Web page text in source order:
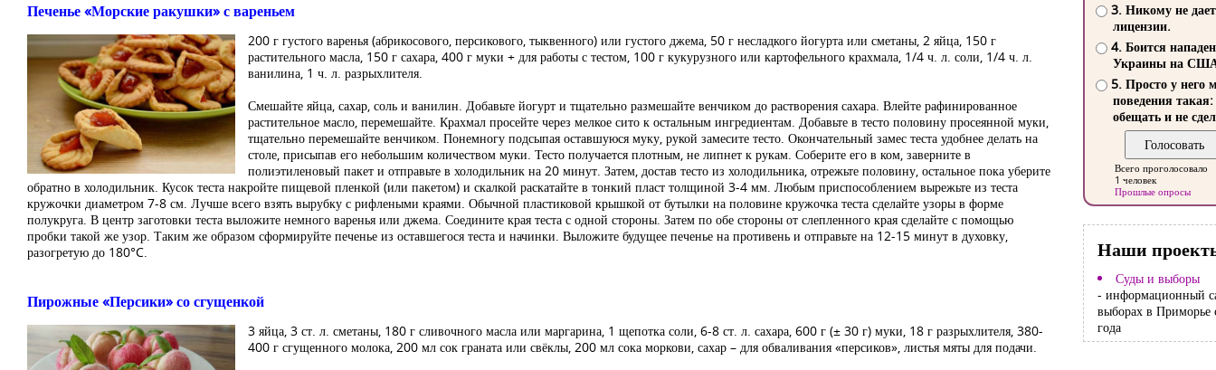
Печенье «Морские ракушки» с вареньем
200 г густого варенья (абрикосового, персикового, тыквенного) или густого джема, 50 г несладкого йогурта или сметаны, 2 яйца, 150 г
растительного масла, 150 г сахара, 400 г муки + для работы с тестом, 100 г кукурузного или картофельного крахмала, 1/4 ч. л. соли, 1/4 ч. л.
ванилина, 1 ч. л. разрыхлителя.
Смешайте яйца, сахар, соль и ванилин. Добавьте йогурт и тщательно размешайте венчиком до растворения сахара. Влейте рафинированное
растительное масло, перемешайте. Крахмал просейте через мелкое сито к остальным ингредиентам. Добавьте в тесто половину просеянной муки,
тщательно перемешайте венчиком. Понемногу подсыпая оставшуюся муку, рукой замесите тесто. Окончательный замес теста удобнее делать на
столе, присыпав его небольшим количеством муки. Тесто получается плотным, не липнет к рукам. Соберите его в ком, заверните в
полиэтиленовый пакет и отправьте в холодильник на 20 минут. Затем, достав тесто из холодильника, отрежьте половину, остальное пока уберите
обратно в холодильник. Кусок теста накройте пищевой пленкой (или пакетом) и скалкой раскатайте в тонкий пласт толщиной 3-4 мм. Любым приспособлением вырежьте из теста
кружочки диаметром 7-8 см. Лучше всего взять вырубку с рифлеными краями. Обычной пластиковой крышкой от бутылки на половине кружочка теста сделайте узоры в форме
полукруга. В центр заготовки теста выложите немного варенья или джема. Соедините края теста с одной стороны. Затем по обе стороны от слепленного края сделайте с помощью
пробки такой же узор. Таким же образом сформируйте печенье из оставшегося теста и начинки. Выложите будущее печенье на противень и отправьте на 12-15 минут в духовку,
разогретую до 180°C.
Пирожные «Персики» со сгущенкой
3 яйца, 3 ст. л. сметаны, 180 г сливочного масла или маргарина, 1 щепотка соли, 6-8 ст. л. сахара, 600 г (± 30 г) муки, 18 г разрыхлителя, 380-
400 г сгущенного молока, 200 мл сок граната или свёклы, 200 мл сока моркови, сахар – для обваливания «персиков», листья мяты для подачи.
3. Никому не
лицензии.
4. Боится
Украины на
5. Просто у него
поведения такая:
обещать и не
Всего проголосовало
1 человек
Прошлые опросы
Наши
Суды и выборы
- информационный
выборах в Приморье
года